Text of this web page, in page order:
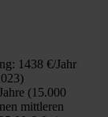
1438 €/Jahr
(15.000
mitt­le­ren